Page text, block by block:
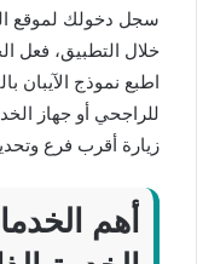
سجل دخولك لموقع
خلال التطبيق، فعل
اطبع نموذج
للراجحي أو جهاز
زيارة أقرب فرع
أهم